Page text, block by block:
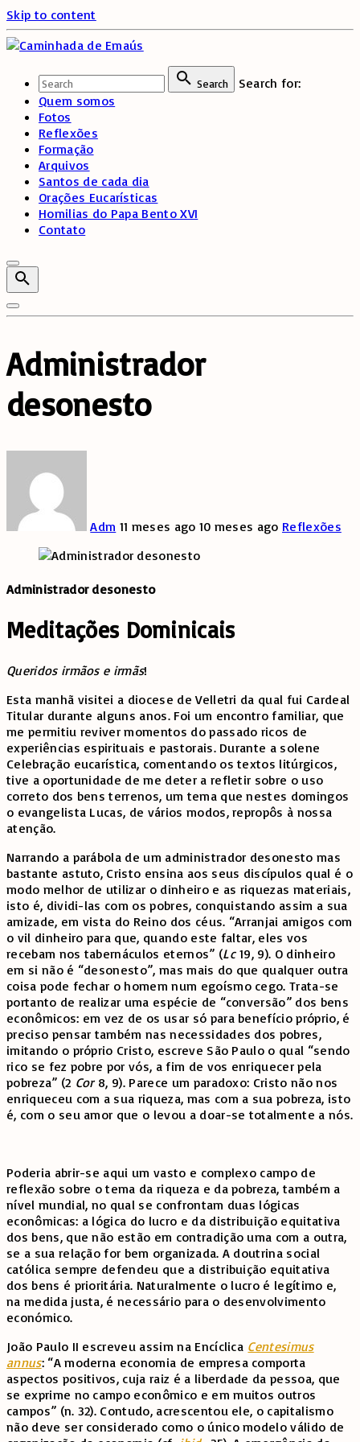
Skip to content
Search
Search for:
Quem somos
Fotos
Reflexões
Formação
Arquivos
Santos de cada dia
Orações Eucarísticas
Homilias do Papa Bento XVI
Contato
Administrador
desonesto
Adm 11 meses ago 10 meses ago Reflexões
Administrador desonesto
Meditações Dominicais
Queridos irmãos e irmãs!
Esta manhã visitei a diocese de Velletri da qual fui Cardeal
Titular durante alguns anos. Foi um encontro familiar, que
me permitiu reviver momentos do passado ricos de
experiências espirituais e pastorais. Durante a solene
Celebração eucarística, comentando os textos litúrgicos,
tive a oportunidade de me deter a refletir sobre o uso
correto dos bens terrenos, um tema que nestes domingos
o evangelista Lucas, de vários modos, repropôs à nossa
atenção.
Narrando a parábola de um administrador desonesto mas
bastante astuto, Cristo ensina aos seus discípulos qual é o
modo melhor de utilizar o dinheiro e as riquezas materiais,
isto é, dividi-las com os pobres, conquistando assim a sua
amizade, em vista do Reino dos céus. “Arranjai amigos com
o vil dinheiro para que, quando este faltar, eles vos
recebam nos tabernáculos eternos” (Lc19, 9). O dinheiro
em si não é “desonesto”, mas mais do que qualquer outra
coisa pode fechar o homem num egoísmo cego. Trata-se
portanto de realizar uma espécie de “conversão” dos bens
econômicos: em vez de os usar só para benefício próprio, é
preciso pensar também nas necessidades dos pobres,
imitando o próprio Cristo, escreve São Paulo o qual “sendo
rico se fez pobre por vós, a fim de vos enriquecer pela
pobreza” (2 Cor8, 9). Parece um paradoxo: Cristo não nos
enriqueceu com a sua riqueza, mas com a sua pobreza, isto
é, com o seu amor que o levou a doar-se totalmente a nós.
Poderia abrir-se aqui um vasto e complexo campo de
reflexão sobre o tema da riqueza e da pobreza, também a
nível mundial, no qual se confrontam duas lógicas
econômicas: a lógica do lucro e da distribuição equitativa
dos bens, que não estão em contradição uma com a outra,
se a sua relação for bem organizada. A doutrina social
católica sempre defendeu que a distribuição equitativa
dos bens é prioritária. Naturalmente o lucro é legítimo e,
na medida justa, é necessário para o desenvolvimento
económico.
João Paulo II escreveu assim na Encíclica Centesimus
annus: “A moderna economia de empresa comporta
aspectos positivos, cuja raiz é a liberdade da pessoa, que
se exprime no campo econômico e em muitos outros
campos” (n. 32). Contudo, acrescentou ele, o capitalismo
não deve ser considerado como o único modelo válido de